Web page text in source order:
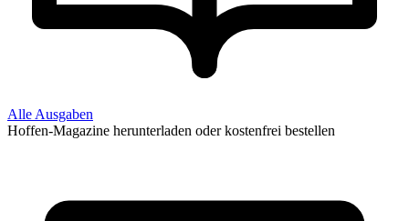
Alle Ausgaben
Hoffen-Magazine herunterladen oder kostenfrei bestellen